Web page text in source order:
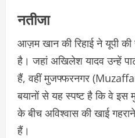
नतीजा
आज़म खान की रिहाई ने यूपी की
है। जहां अखिलेश यादव उन्हें
हैं, वहीं मुजफ्फरनगर
बयानों से यह स्पष्ट है कि वे इस
के बीच अविश्वास की खाई
हैं।